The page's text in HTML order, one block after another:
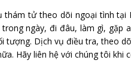
thám tử theo dõi ngoại tình
ngày, đi đâu, làm gì, gặp
tượng. Dịch vụ điều tra, theo
Hãy liên hệ với chúng tôi